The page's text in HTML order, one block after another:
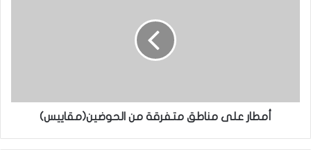
أمطار على مناطق متفرقة من الحوضين(مقاييس)